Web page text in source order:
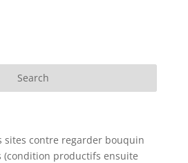
sites contre regarder bouquin
(condition productifs ensuite